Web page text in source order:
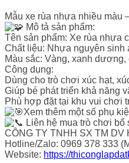
Mẫu xe rùa nhựa nhiều màu
Mô tả sản phẩm:
Tên sản phẩm: Xe rùa nhựa
Chất liệu: Nhựa nguyên sinh
Màu sắc: Vàng, xanh dương,
Công dụng:
Dùng cho trò chơi xúc hạt,
Giúp bé phát triển khả năng
Phù hợp đặt tại khu vui chơi
Xem thêm một số phụ
Liên hệ mua trò chơi bổ
CÔNG TY TNHH SX TM DV
Hotline/Zalo: 0969 378 333
Website: https://